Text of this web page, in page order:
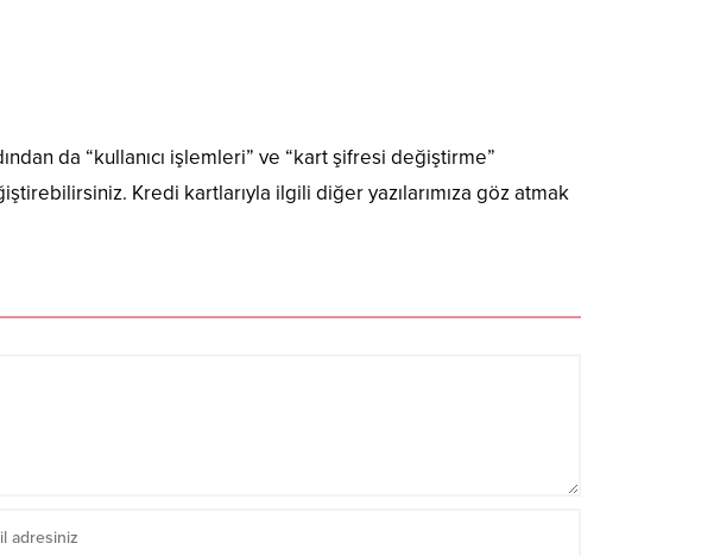
da “kullanıcı işlemleri” ve “kart şifresi değiştirme”
Kredi kartlarıyla ilgili diğer yazılarımıza göz atmak